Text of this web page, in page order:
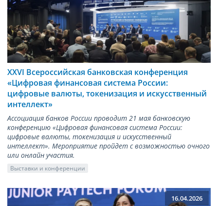
XXVI Всероссийская банковская конференция
«Цифровая финансовая система России:
цифровые валюты, токенизация и искусственный
интеллект»
Ассоциация банков России проводит 21 мая банковскую
конференцию «Цифровая финансовая система России:
цифровые валюты, токенизация и искусственный
интеллект». Мероприятие пройдет с возможностью очного
или онлайн участия.
Выставки и конференции
16.04.2026